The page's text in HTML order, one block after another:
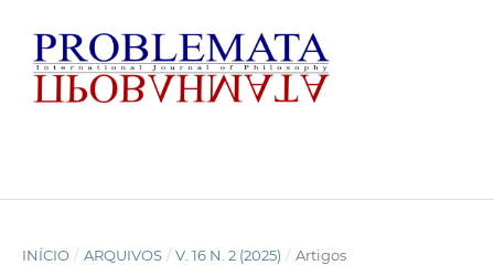
INÍCIO / ARQUIVOS / V. 16 N. 2 (2025) / Artigos